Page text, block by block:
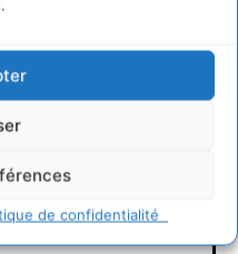
de confidentialité
et sociales en